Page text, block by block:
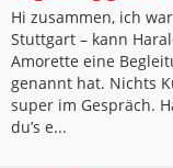
Hi zusammen, ich
Stuttgart – kann
Amorette eine
genannt hat. Nichts
super im Gespräch.
du’s e...